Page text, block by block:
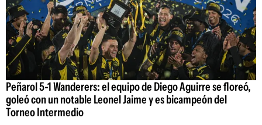
Peñarol 5-1 Wanderers: el equipo de Diego Aguirre se floreó,
goleó con un notable Leonel Jaime y es bicampeón del
Torneo Intermedio